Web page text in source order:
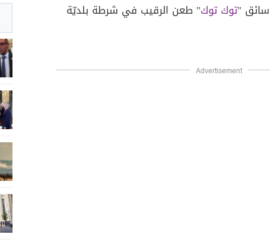
"توك توك" طعن الرقيب في شرطة بلديّة
Advertisement